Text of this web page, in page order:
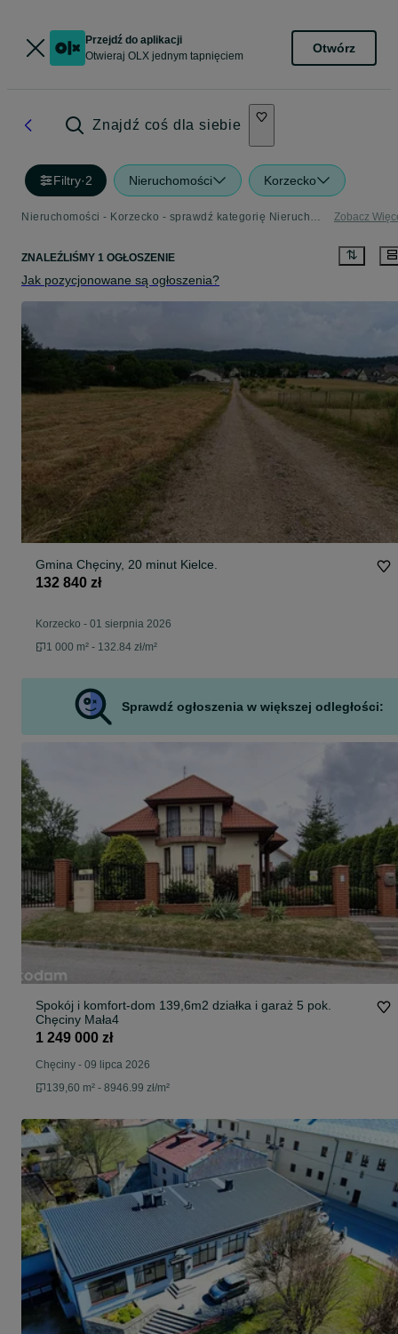
Przejdź do aplikacji
Otwieraj OLX jednym tapnięciem
Otwórz
Znajdź coś dla siebie
Filtry·2 Nieruchomości Korzecko
Nieruchomości - Korzecko - sprawdź kategorię Nieruchomości Zobacz
ZNALEŹLIŚMY 1 OGŁOSZENIE
Jak pozycjonowane są ogłoszenia?
Gmina Chęciny, 20 minut Kielce.
132 840 zł
Korzecko - 01 sierpnia 2026
1 000 m² - 132.84 zł/m²
Sprawdź ogłoszenia w większej odległości:
Spokój i komfort-dom 139,6m2 działka i garaż 5 pok.
Chęciny Mała4
1 249 000 zł
Chęciny - 09 lipca 2026
139,60 m² - 8946.99 zł/m²